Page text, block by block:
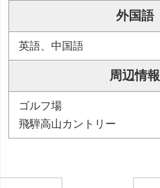
外国語
英語、中国語
周辺情報
ゴルフ場
飛騨高山カントリー